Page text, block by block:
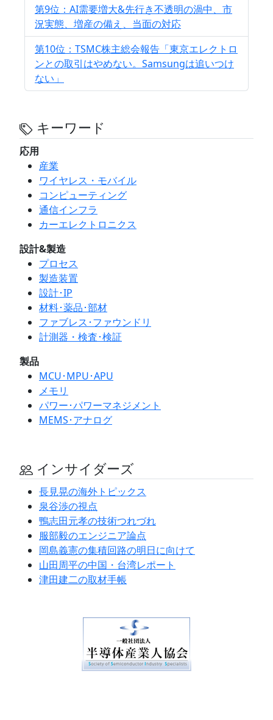
第9位：AI需要増大&先行き不透明の渦中、市
況実態、増産の備え、当面の対応
第10位：TSMC株主総会報告「東京エレクトロ
ンとの取引はやめない。Samsungは追いつけ
ない」
キーワード
応用
産業
ワイヤレス・モバイル
コンピューティング
通信インフラ
カーエレクトロニクス
設計&製造
プロセス
製造装置
設計･IP
材料･薬品･部材
ファブレス･ファウンドリ
計測器・検査･検証
製品
MCU･MPU･APU
メモリ
パワー･パワーマネジメント
MEMS･アナログ
インサイダーズ
長見晃の海外トピックス
泉谷渉の視点
鴨志田元孝の技術つれづれ
服部毅のエンジニア論点
岡島義憲の集積回路の明日に向けて
山田周平の中国・台湾レポート
津田建二の取材手帳